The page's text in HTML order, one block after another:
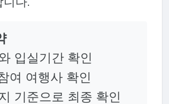
입실기간 확인
여 여행사 확인
기준으로 최종 확인